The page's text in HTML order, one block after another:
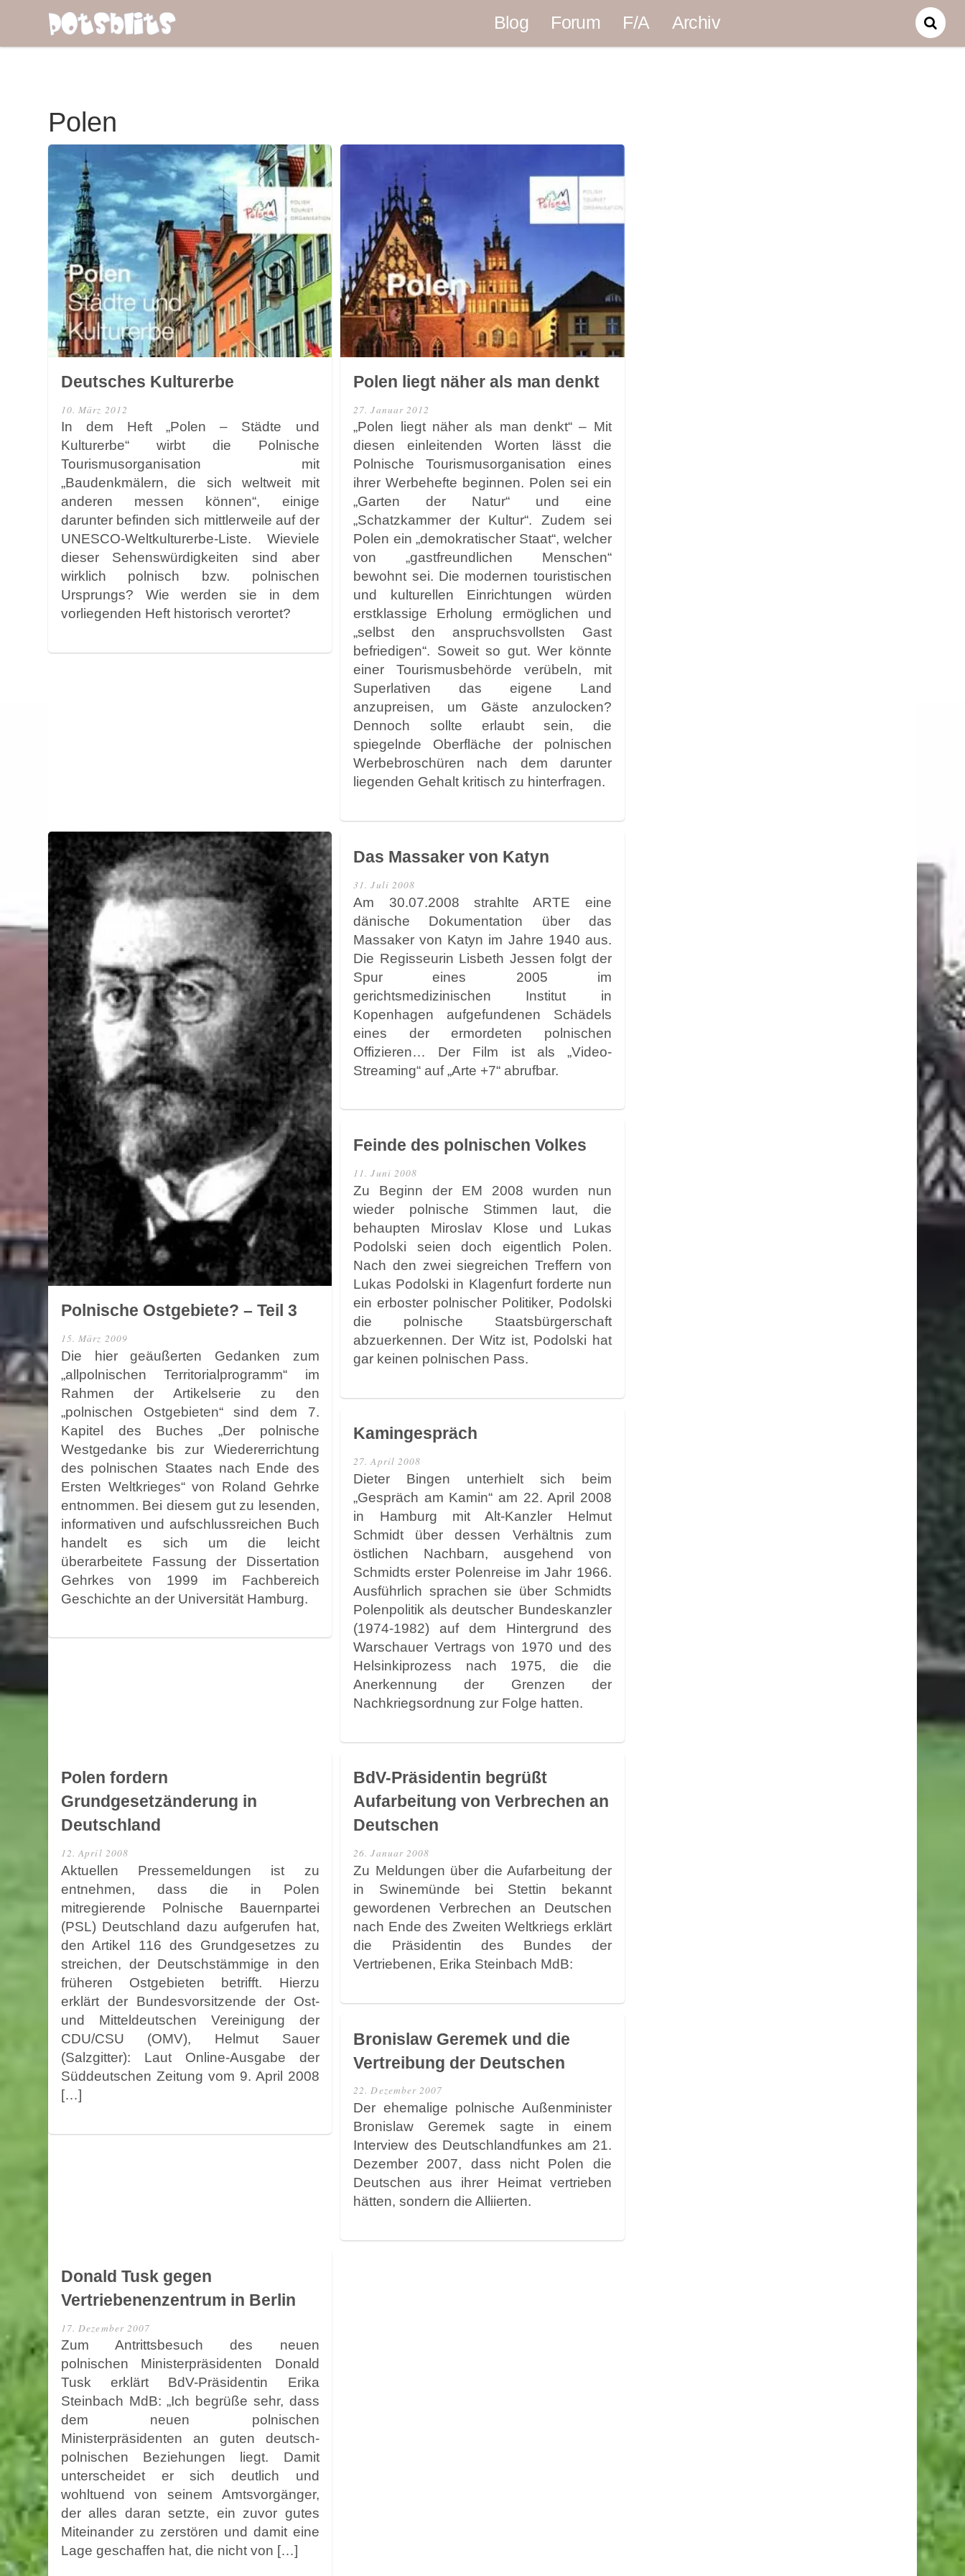
Blog Forum F/A Archiv
Polen
Deutsches Kulturerbe
10. März 2012
In dem Heft „Polen – Städte und
Kulturerbe“ wirbt die Polnische
Tourismusorganisation mit
„Baudenkmälern, die sich weltweit mit
anderen messen können“, einige
darunter befinden sich mittlerweile auf der
UNESCO-Weltkulturerbe-Liste. Wieviele
dieser Sehenswürdigkeiten sind aber
wirklich polnisch bzw. polnischen
Ursprungs? Wie werden sie in dem
vorliegenden Heft historisch verortet?
Polen liegt näher als man denkt
27. Januar 2012
„Polen liegt näher als man denkt“ – Mit
diesen einleitenden Worten lässt die
Polnische Tourismusorganisation eines
ihrer Werbehefte beginnen. Polen sei ein
„Garten der Natur“ und eine
„Schatzkammer der Kultur“. Zudem sei
Polen ein „demokratischer Staat“, welcher
von „gastfreundlichen Menschen“
bewohnt sei. Die modernen touristischen
und kulturellen Einrichtungen würden
erstklassige Erholung ermöglichen und
„selbst den anspruchsvollsten Gast
befriedigen“. Soweit so gut. Wer könnte
einer Tourismusbehörde verübeln, mit
Superlativen das eigene Land
anzupreisen, um Gäste anzulocken?
Dennoch sollte erlaubt sein, die
spiegelnde Oberfläche der polnischen
Werbebroschüren nach dem darunter
liegenden Gehalt kritisch zu hinterfragen.
Polnische Ostgebiete? – Teil 3
15. März 2009
Die hier geäußerten Gedanken zum
„allpolnischen Territorialprogramm“ im
Rahmen der Artikelserie zu den
„polnischen Ostgebieten“ sind dem 7.
Kapitel des Buches „Der polnische
Westgedanke bis zur Wiedererrichtung
des polnischen Staates nach Ende des
Ersten Weltkrieges“ von Roland Gehrke
entnommen. Bei diesem gut zu lesenden,
informativen und aufschlussreichen Buch
handelt es sich um die leicht
überarbeitete Fassung der Dissertation
Gehrkes von 1999 im Fachbereich
Geschichte an der Universität Hamburg.
Das Massaker von Katyn
31. Juli 2008
Am 30.07.2008 strahlte ARTE eine
dänische Dokumentation über das
Massaker von Katyn im Jahre 1940 aus.
Die Regisseurin Lisbeth Jessen folgt der
Spur eines 2005 im
gerichtsmedizinischen Institut in
Kopenhagen aufgefundenen Schädels
eines der ermordeten polnischen
Offizieren… Der Film ist als „Video-
Streaming“ auf „Arte +7“ abrufbar.
Feinde des polnischen Volkes
11. Juni 2008
Zu Beginn der EM 2008 wurden nun
wieder polnische Stimmen laut, die
behaupten Miroslav Klose und Lukas
Podolski seien doch eigentlich Polen.
Nach den zwei siegreichen Treffern von
Lukas Podolski in Klagenfurt forderte nun
ein erboster polnischer Politiker, Podolski
die polnische Staatsbürgerschaft
abzuerkennen. Der Witz ist, Podolski hat
gar keinen polnischen Pass.
Kamingespräch
27. April 2008
Dieter Bingen unterhielt sich beim
„Gespräch am Kamin“ am 22. April 2008
in Hamburg mit Alt-Kanzler Helmut
Schmidt über dessen Verhältnis zum
östlichen Nachbarn, ausgehend von
Schmidts erster Polenreise im Jahr 1966.
Ausführlich sprachen sie über Schmidts
Polenpolitik als deutscher Bundeskanzler
(1974-1982) auf dem Hintergrund des
Warschauer Vertrags von 1970 und des
Helsinkiprozess nach 1975, die die
Anerkennung der Grenzen der
Nachkriegsordnung zur Folge hatten.
Polen fordern
Grundgesetzänderung in
Deutschland
12. April 2008
Aktuellen Pressemeldungen ist zu
entnehmen, dass die in Polen
mitregierende Polnische Bauernpartei
(PSL) Deutschland dazu aufgerufen hat,
den Artikel 116 des Grundgesetzes zu
streichen, der Deutschstämmige in den
früheren Ostgebieten betrifft. Hierzu
erklärt der Bundesvorsitzende der Ost-
und Mitteldeutschen Vereinigung der
CDU/CSU (OMV), Helmut Sauer
(Salzgitter): Laut Online-Ausgabe der
Süddeutschen Zeitung vom 9. April 2008
[…]
BdV-Präsidentin begrüßt
Aufarbeitung von Verbrechen an
Deutschen
26. Januar 2008
Zu Meldungen über die Aufarbeitung der
in Swinemünde bei Stettin bekannt
gewordenen Verbrechen an Deutschen
nach Ende des Zweiten Weltkriegs erklärt
die Präsidentin des Bundes der
Vertriebenen, Erika Steinbach MdB:
Bronislaw Geremek und die
Vertreibung der Deutschen
22. Dezember 2007
Der ehemalige polnische Außenminister
Bronislaw Geremek sagte in einem
Interview des Deutschlandfunkes am 21.
Dezember 2007, dass nicht Polen die
Deutschen aus ihrer Heimat vertrieben
hätten, sondern die Alliierten.
Donald Tusk gegen
Vertriebenenzentrum in Berlin
17. Dezember 2007
Zum Antrittsbesuch des neuen
polnischen Ministerpräsidenten Donald
Tusk erklärt BdV-Präsidentin Erika
Steinbach MdB: „Ich begrüße sehr, dass
dem neuen polnischen
Ministerpräsidenten an guten deutsch-
polnischen Beziehungen liegt. Damit
unterscheidet er sich deutlich und
wohltuend von seinem Amtsvorgänger,
der alles daran setzte, ein zuvor gutes
Miteinander zu zerstören und damit eine
Lage geschaffen hat, die nicht von […]